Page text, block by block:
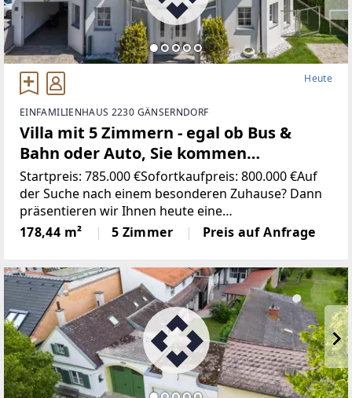
Heute
EINFAMILIENHAUS 2230 GÄNSERNDORF
Villa mit 5 Zimmern - egal ob Bus &
Bahn oder Auto, Sie kommen
problemlos nach Wien
Startpreis: 785.000 €Sofortkaufpreis: 800.000 €Auf
der Suche nach einem besonderen Zuhause? Dann
präsentieren wir Ihnen heute eine
außergewöhnliche Immobilie in Gänserndorf, die
modernes Wohnen, stilvolle Architektur und
178,44 m² 5 Zimmer Preis auf Anfrage